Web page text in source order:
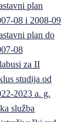
plan
08 i 2008-09
plan do
08
za II
studija od
2023 a. g.
služba